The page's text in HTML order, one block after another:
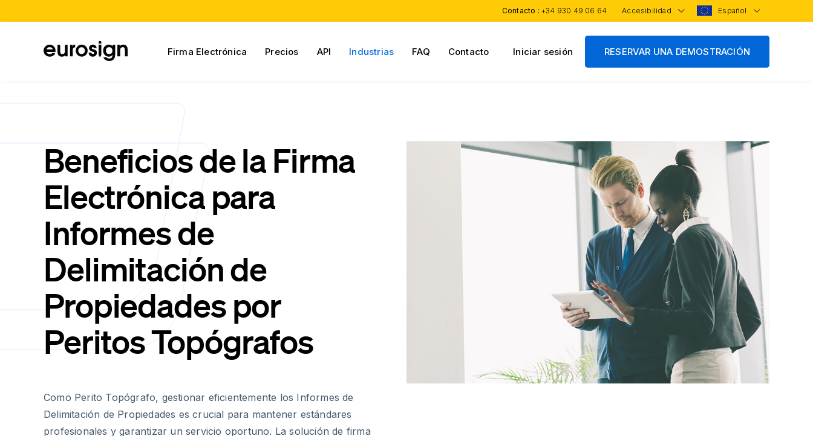
Contacto : +34 930 49 06 64 Accesibilidad Español
Firma Electrónica Precios API Industrias FAQ Contacto Iniciar sesión RESERVAR UNA DEMOSTRACIÓN
Beneficios de la Firma
Electrónica para
Informes de
Delimitación de
Propiedades por
Peritos Topógrafos
Como Perito Topógrafo, gestionar eficientemente los Informes de
Delimitación de Propiedades es crucial para mantener estándares
profesionales y garantizar un servicio oportuno. La solución de firma